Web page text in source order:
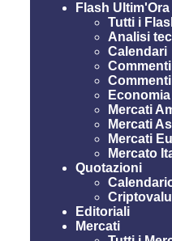
Flash Ultim'Ora
Tutti i
Analisi
Calendari
Economia
Mercati
Mercati
Mercati
Mercato
Quotazioni
Editoriali
Mercati